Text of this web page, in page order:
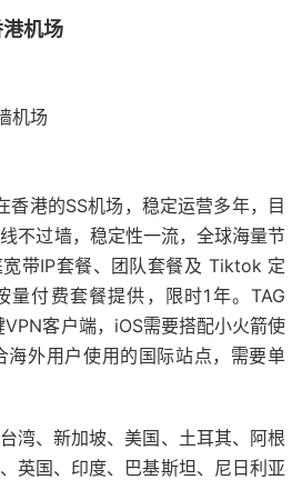
机场
机场
香港的SS机场，稳定运营多年，目
不过墙，稳定性一流，全球海量节
带IP套餐、团队套餐及 Tiktok 定
量付费套餐提供，限时1年。TAG
客户端，iOS需要搭配小火箭使
海外用户使用的国际站点，需要单
湾、新加坡、美国、土耳其、阿根
英国、印度、巴基斯坦、尼日利亚